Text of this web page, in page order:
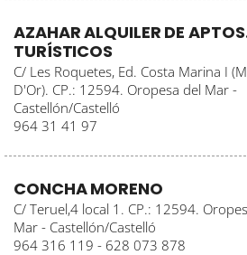
AZAHAR ALQUILER DE
TURÍSTICOS
C/ Les Roquetes, Ed. Costa Marina I
D'Or). CP.: 12594. Oropesa del Mar -
Castellón/Castelló
964 31 41 97
CONCHA MORENO
C/ Teruel,4 local 1. CP.: 12594.
Mar - Castellón/Castelló
964 316 119 - 628 073 878